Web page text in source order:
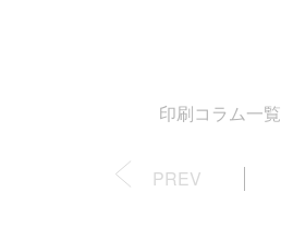
PREV
印刷コラム一覧